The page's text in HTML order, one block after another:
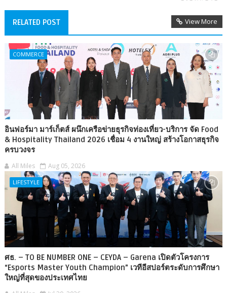
RELATED POST View More
COMMERCE
อินฟอร์มา มาร์เก็ตส์ ผนึกเครือข่ายธุรกิจท่องเที่ยว-บริการ จัด Food
& Hospitality Thailand 2026 เชื่อม 4 งานใหญ่ สร้างโอกาสธุรกิจ
ครบวงจร
All Miles Aug 05, 2026
LIFESTYLE
ศธ. – TO BE NUMBER ONE – CEYDA – Garena เปิดตัวโครงการ
“Esports Master Youth Champion” เวทีอีสปอร์ตระดับการศึกษา
ใหญ่ที่สุดของประเทศไทย